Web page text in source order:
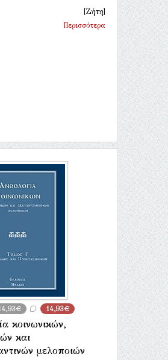
[Ζήτη]
Περισσότερα
14,93€
κοινωνικών,
και
μελοποιών